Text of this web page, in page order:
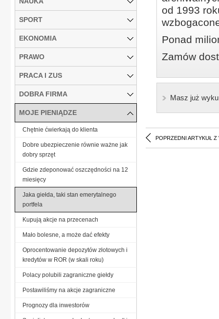
od 1993
Ponad
Zamów
Masz już
POPRZEDNI ARTYKUŁ Z
SPORT
EKONOMIA
PRAWO
PRACA I ZUS
DOBRA FIRMA
MOJE PIENIĄDZE
Chętnie ćwierkają do klienta
Dobre ubezpieczenie równie ważne jak
dobry sprzęt
Gdzie zdeponować oszczędności na 12
miesięcy
Jaka giełda, taki stan emerytalnego
portfela
Kupują akcje na przecenach
Mało bolesne, a może dać efekty
Oprocentowanie depozytów złotowych i
kredytów w ROR (w skali roku)
Polacy polubili zagraniczne giełdy
Postawiliśmy na akcje zagraniczne
Prognozy dla inwestorów